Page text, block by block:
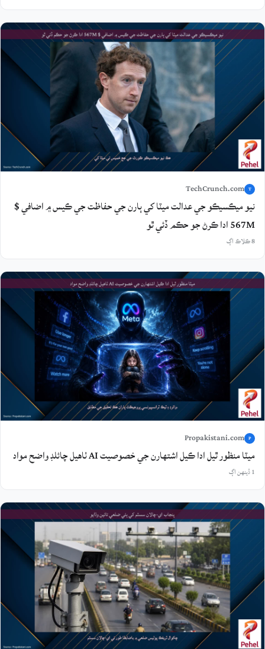
T
TechCrunch.com
نيو ميڪسيڪو جي عدالت ميٽا کي ٻارن جي حفاظت جي ڪيس ۾ اضافي $
567M ادا ڪرڻ جو حڪم ڏئي ٿو
8 ڪلاڪ اڳ
P
Propakistani.com
ميٽا منظور ٿيل ادا ڪيل اشتهارن جي خصوصيت AI ٺاهيل چائلڊ واضح مواد
1 ڏينهن اڳ